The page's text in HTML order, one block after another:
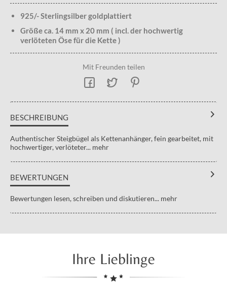
925/- Sterlingsilber goldplattiert
Größe ca. 14 mm x 20 mm ( incl. der hochwertig
verlöteten Öse für die Kette )
Mit Freunden teilen
BESCHREIBUNG
Authentischer Steigbügel als Kettenanhänger, fein gearbeitet, mit
hochwertiger, verlöteter... mehr
BEWERTUNGEN
Bewertungen lesen, schreiben und diskutieren... mehr
Ihre Lieblinge